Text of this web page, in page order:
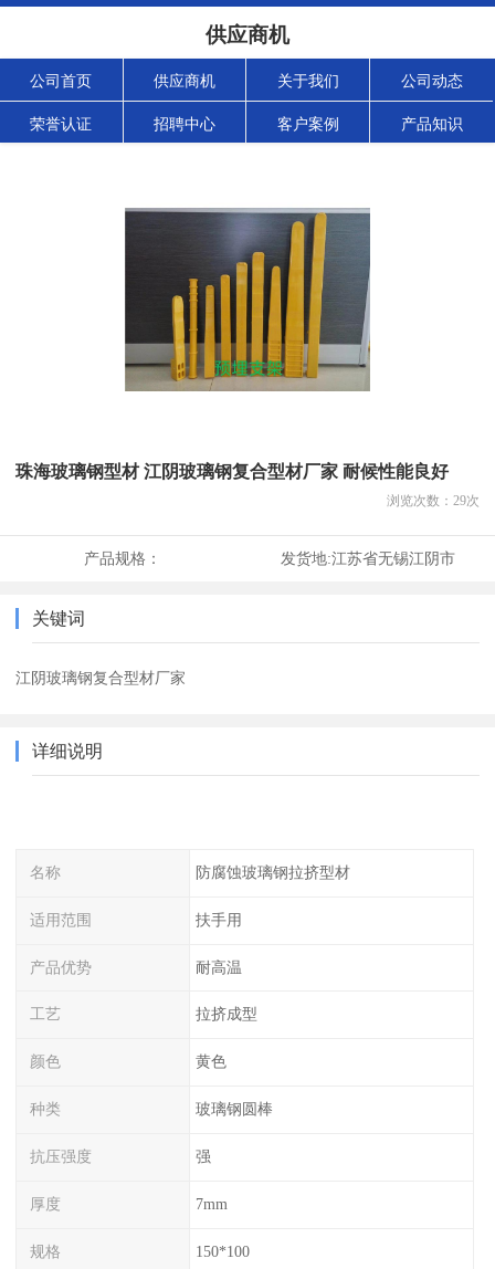
供应商机
公司首页 供应商机 关于我们 公司动态
荣誉认证 招聘中心 客户案例 产品知识
珠海玻璃钢型材 江阴玻璃钢复合型材厂家 耐候性能良好
浏览次数： 29次
产品规格： 发货地:江苏省无锡江阴市
关键词
江阴玻璃钢复合型材厂家
详细说明
名称 防腐蚀玻璃钢拉挤型材
适用范围 扶手用
产品优势 耐高温
工艺 拉挤成型
颜色 黄色
种类 玻璃钢圆棒
抗压强度 强
厚度 7mm
规格 150*100